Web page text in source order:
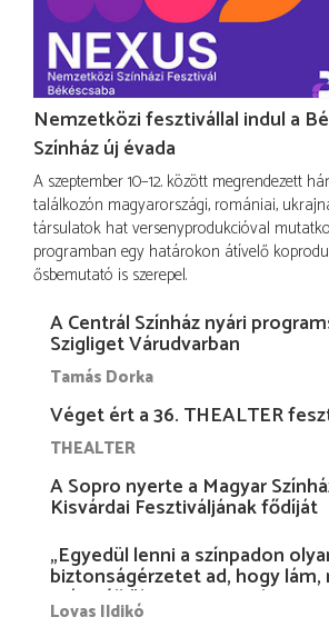
Nemzetközi fesztivállal indul a
Színház új évada
A szeptember 10–12. között megrendezett
találkozón magyarországi, romániai,
társulatok hat versenyprodukcióval
programban egy határokon átívelő
ősbemutató is szerepel.
A Centrál Színház nyári
Szigliget Várudvarban
Tamás Dorka
Véget ért a 36. THEALTER
THEALTER
A Sopro nyerte a Magyar
Kisvárdai Fesztiváljának fődíját
„Egyedül lenni a színpadon
biztonságérzetet ad, hogy lám,
más nélkül is megvagyok
Lovas Ildikó